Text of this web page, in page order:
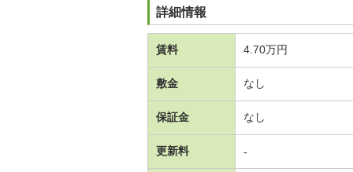
詳細情報
賃料 4.70万円
敷金 なし
保証金 なし
更新料 -